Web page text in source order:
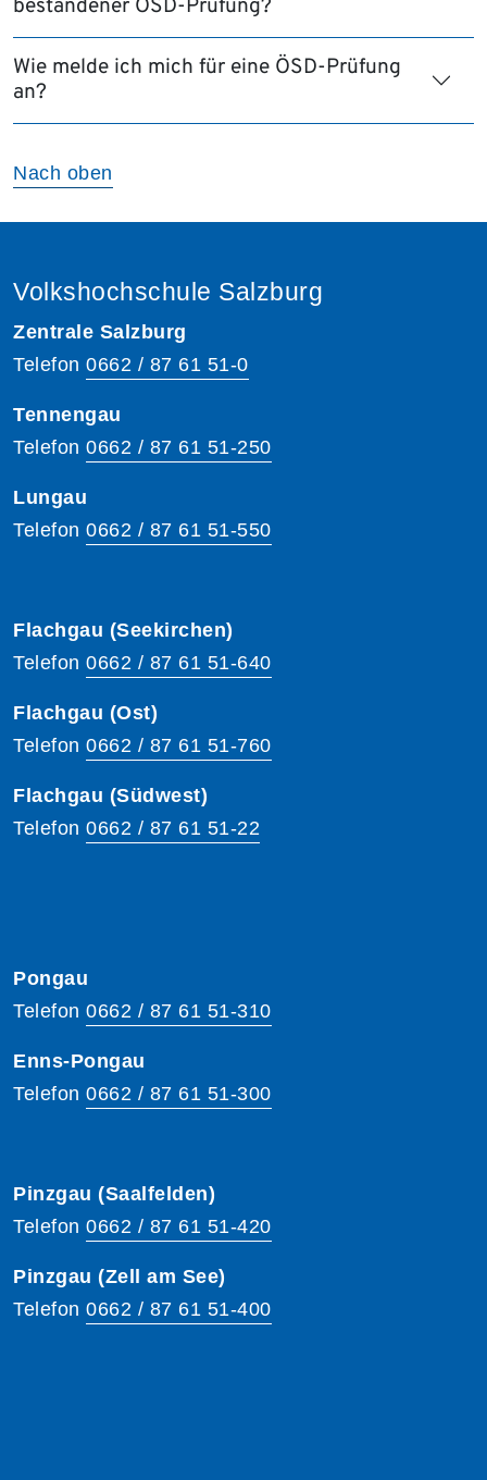
bestandener ÖSD-Prüfung?
Wie melde ich mich für eine ÖSD-Prüfung
an?
Nach oben
Volkshochschule Salzburg
Zentrale Salzburg
Telefon 0662 / 87 61 51-0
Tennengau
Telefon 0662 / 87 61 51-250
Lungau
Telefon 0662 / 87 61 51-550
Flachgau (Seekirchen)
Telefon 0662 / 87 61 51-640
Flachgau (Ost)
Telefon 0662 / 87 61 51-760
Flachgau (Südwest)
Telefon 0662 / 87 61 51-22
Pongau
Telefon 0662 / 87 61 51-310
Enns-Pongau
Telefon 0662 / 87 61 51-300
Pinzgau (Saalfelden)
Telefon 0662 / 87 61 51-420
Pinzgau (Zell am See)
Telefon 0662 / 87 61 51-400